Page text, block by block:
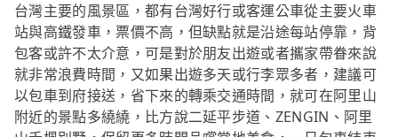
台灣主要的風景區，都有台灣好行或客運公車從主要火車
站與高鐵發車，票價不高，但缺點就是沿途每站停靠，背
包客或許不太介意，可是對於朋友出遊或者攜家帶眷來說
就非常浪費時間，又如果出遊多天或行李眾多者，建議可
以包車到府接送，省下來的轉乘交通時間，就可在阿里山
附近的景點多繞繞，比方說二延平步道、ZENGIN、阿里